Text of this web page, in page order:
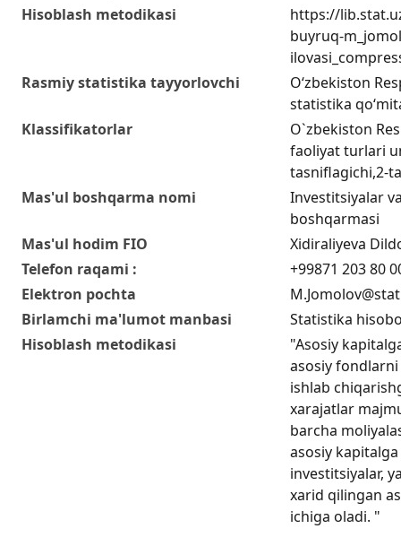
Hisoblash metodikasi
https://
buyruq-
Rasmiy statistika tayyorlovchi
O‘zbekiston
statistika
Klassifikatorlar
O`zbekiston
faoliyat turlari
tasniflagichi,2-
Mas'ul boshqarma nomi
Investitsiyalar
boshqarmasi
Mas'ul hodim FIO
Xidiraliyeva
Telefon raqami :
+99871 203 80
Elektron pochta
Birlamchi ma'lumot manbasi
Statistika
Hisoblash metodikasi
"Asosiy
asosiy
ishlab
xarajatlar
barcha
asosiy
investitsiyalar,
xarid qilingan
ichiga oladi. "